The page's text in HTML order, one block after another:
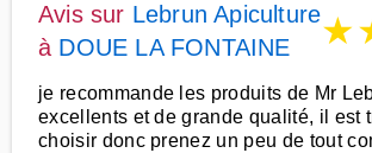
Avis sur Lebrun Apiculture
à DOUE LA FONTAINE ★
je recommande les produits de Mr
excellents et de grande qualité, il est
choisir donc prenez un peu de tout